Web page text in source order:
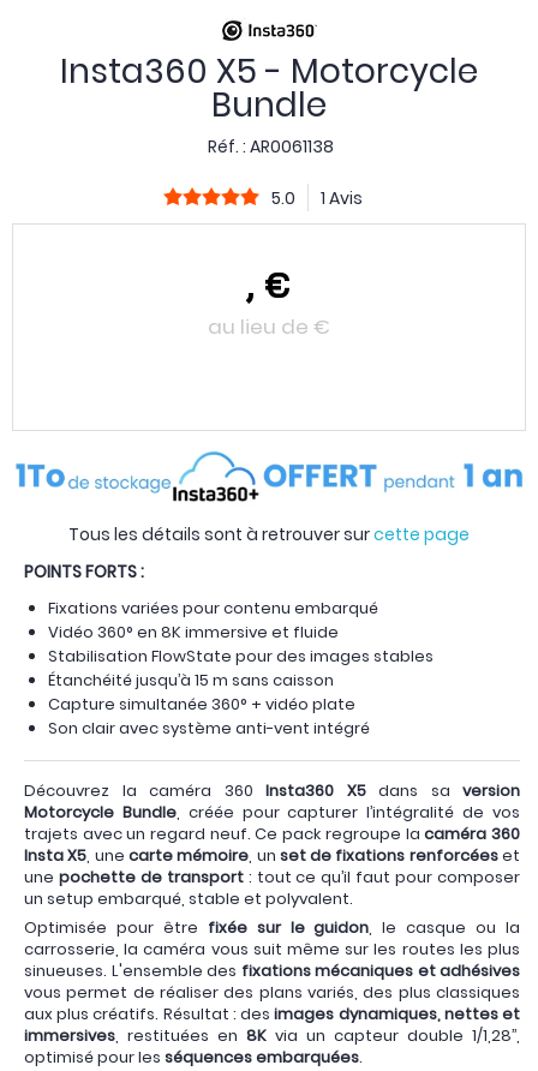
Insta360 X5 - Motorcycle
Bundle
Réf. : AR0061138
5.0 1 Avis
, €
au lieu de €
Tous les détails sont à retrouver surcette page
POINTS FORTS :
Fixations variées pour contenu embarqué
Vidéo 360° en 8K immersive et fluide
Stabilisation FlowState pour des images stables
Étanchéité jusqu’à 15 m sans caisson
Capture simultanée 360° + vidéo plate
Son clair avec système anti-vent intégré
Découvrez la caméra 360 Insta360 X5 dans sa version
Motorcycle Bundle, créée pour capturer l’intégralité de vos
trajets avec un regard neuf. Ce pack regroupe lacaméra 360
Insta X5, une carte mémoire, un set de fixations renforcéeset
une pochette de transport: tout ce qu’il faut pour composer
un setup embarqué, stable et polyvalent.
Optimisée pour être fixée sur le guidon, le casque ou la
carrosserie, la caméra vous suit même sur les routes les plus
sinueuses. L'ensemble des fixations mécaniques et adhésives
vous permet de réaliser des plans variés, des plus classiques
aux plus créatifs. Résultat : desimages dynamiques, nettes et
immersives, restituées en 8K via un capteur double 1/1,28’’,
optimisé pour les séquences embarquées.